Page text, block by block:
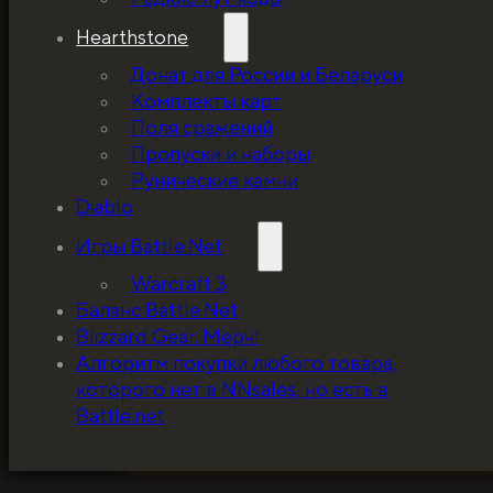
Hearthstone
Донат для России и Беларуси
Комплекты карт
Поля сражений
Пропуски и наборы
Рунические камни
Diablo
Игры Battle.Net
Warcraft 3
Баланс Battle.Net
Blizzard Gear. Мерч!
Алгоритм покупки любого товара,
которого нет в NNsales, но есть в
Battle.net
5%, на весь ассортимент. Я хочу, чтобы
покупатель мог оценивать меня по
за ценники!